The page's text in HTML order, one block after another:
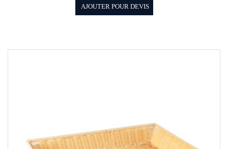
AJOUTER POUR DEVIS